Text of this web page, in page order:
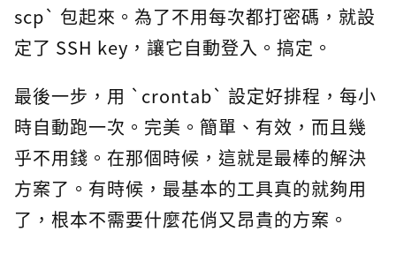
scp` 包起來。為了不用每次都打密碼，就設
定了 SSH key，讓它自動登入。搞定。
最後一步，用 `crontab` 設定好排程，每小
時自動跑一次。完美。簡單、有效，而且幾
乎不用錢。在那個時候，這就是最棒的解決
方案了。有時候，最基本的工具真的就夠用
了，根本不需要什麼花俏又昂貴的方案。